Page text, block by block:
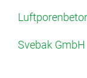
Svebak GmbH